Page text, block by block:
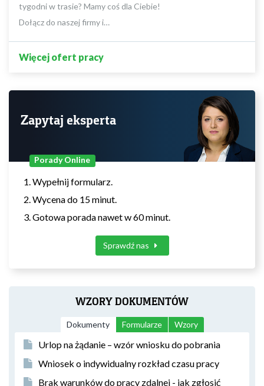
tygodni w trasie? Mamy coś dla Ciebie!
Dołącz do naszej firmy i…
Więcej ofert pracy
Zapytaj eksperta
Porady Online
Wypełnij formularz.
Wycena do 15 minut.
Gotowa porada nawet w 60 minut.
Sprawdź nas
WZORY DOKUMENTÓW
Dokumenty Formularze Wzory
Urlop na żądanie – wzór wniosku do pobrania
Wniosek o indywidualny rozkład czasu pracy
Brak warunków do pracy zdalnej - jak zgłosić